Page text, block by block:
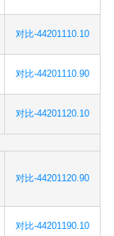
对比-44201110.10
对比-44201110.90
对比-44201120.10
对比-44201120.90
对比-44201190.10